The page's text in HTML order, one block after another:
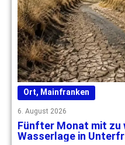
Ort, Mainfranken
6. August 2026
Fünfter Monat mit zu
Wasserlage in